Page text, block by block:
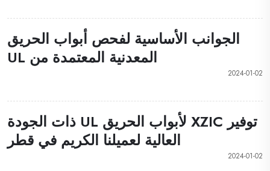
الجوانب الأساسية لفحص أبواب الحريق
المعدنية المعتمدة من UL
2024-01-02
توفير XZIC لأبواب الحريق UL ذات الجودة
العالية لعميلنا الكريم في قطر
2024-01-02